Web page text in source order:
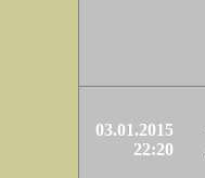
03.01.2015
22:20